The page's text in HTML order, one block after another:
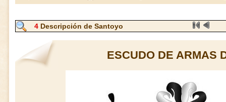
4Descripción de Santoyo
ESCUDO DE ARMAS